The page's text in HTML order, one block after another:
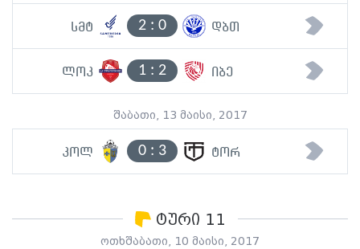
სმტ 2: 0 დბთ
ლოკ 1: 2 იბე
შაბათი, 13 მაისი, 2017
კოლ 0: 3 ტორ
ტური 11
ოთხშაბათი, 10 მაისი, 2017